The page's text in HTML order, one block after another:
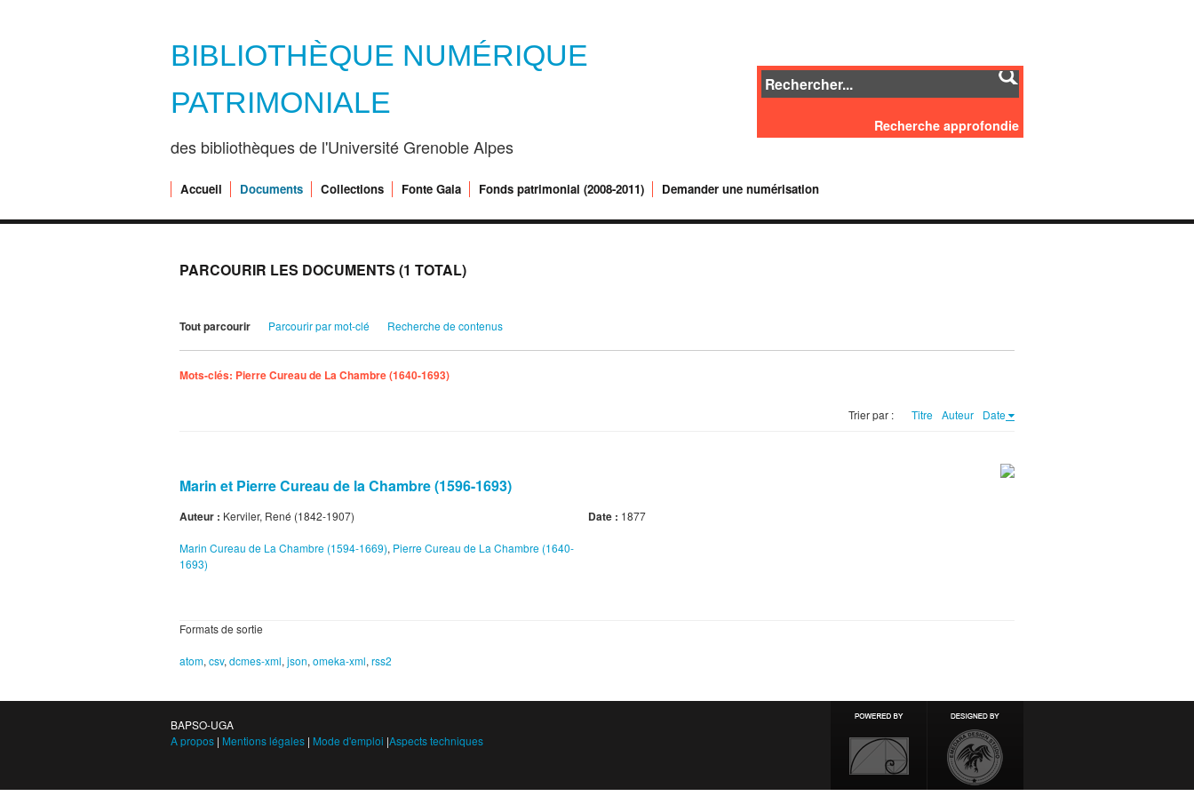
BIBLIOTHÈQUE NUMÉRIQUE
PATRIMONIALE
des bibliothèques de l'Université Grenoble Alpes
Recherche approfondie
Accueil Documents Collections Fonte Gaia Fonds patrimonial (2008-2011) Demander une numérisation
PARCOURIR LES DOCUMENTS (1 TOTAL)
Tout parcourir Parcourir par mot-clé Recherche de contenus
Mots-clés: Pierre‎ Cureau de La Chambre‎‎ (1640-1693‎)
Trier par : Titre Auteur Date
Marin et Pierre Cureau de la Chambre (1596-1693)
Auteur : Kerviler, René (1842-1907) Date : 1877
Marin Cureau de La Chambre‎ (1594-1669‎), Pierre‎ Cureau de La Chambre‎‎ (1640-
1693‎)
Formats de sortie
atom, csv, dcmes-xml, json, omeka-xml, rss2
BAPSO-UGA
A propos | Mentions légales | Mode d'emploi |Aspects techniques